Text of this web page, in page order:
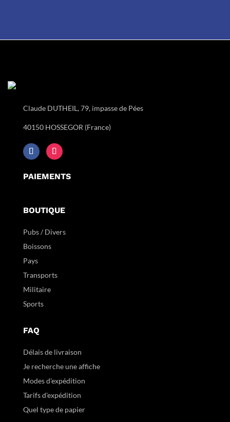
Claude DUTHEIL, 79, impasse de Pées
40150 HOSSEGOR (France)
PAIEMENTS
BOUTIQUE
Pubs / Divers
Boissons
Pays
Transports
Militaire
Sports
FAQ
Délais de livraison
Je recherche une affiche
Modes d'expédition
Tarifs d'expédition
Quel type de papier